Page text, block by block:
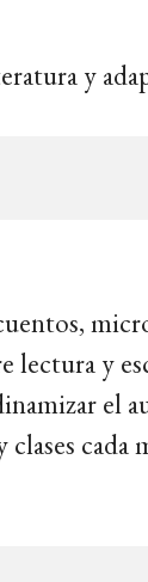
y
lectura y
el
cada